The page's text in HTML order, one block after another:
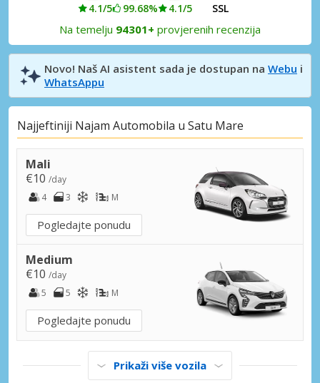
4.1/5 99.68% 4.1/5 SSL
Na temelju 94301+ provjerenih recenzija
Novo! Naš AI asistent sada je dostupan na Webu i
WhatsAppu
Najjeftiniji Najam Automobila u Satu Mare
Mali
€10 /day
4
3 M
Pogledajte ponudu
Medium
€10 /day
5
5 M
Pogledajte ponudu
Prikaži više vozila